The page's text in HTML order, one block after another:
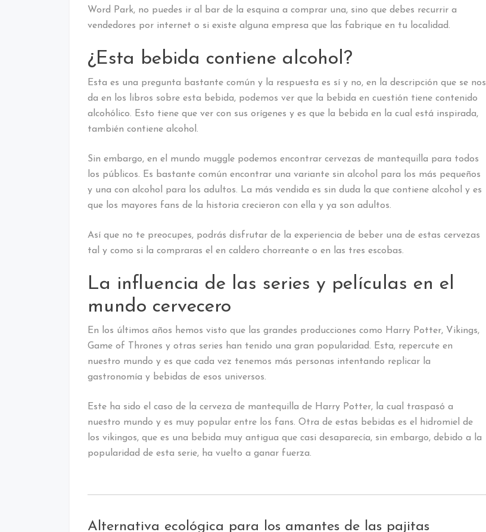
Word Park, no puedes ir al bar de la esquina a comprar una, sino que debes recurrir a
vendedores por internet o si existe alguna empresa que las fabrique en tu localidad.
¿Esta bebida contiene alcohol?
Esta es una pregunta bastante común y la respuesta es sí y no, en la descripción que se nos
da en los libros sobre esta bebida, podemos ver que la bebida en cuestión tiene contenido
alcohólico. Esto tiene que ver con sus orígenes y es que la bebida en la cual está inspirada,
también contiene alcohol.
Sin embargo, en el mundo muggle podemos encontrar cervezas de mantequilla para todos
los públicos. Es bastante común encontrar una variante sin alcohol para los más pequeños
y una con alcohol para los adultos. La más vendida es sin duda la que contiene alcohol y es
que los mayores fans de la historia crecieron con ella y ya son adultos.
Así que no te preocupes, podrás disfrutar de la experiencia de beber una de estas cervezas
tal y como si la compraras el en caldero chorreante o en las tres escobas.
La influencia de las series y películas en el
mundo cervecero
En los últimos años hemos visto que las grandes producciones como Harry Potter, Vikings,
Game of Thrones y otras series han tenido una gran popularidad. Esta, repercute en
nuestro mundo y es que cada vez tenemos más personas intentando replicar la
gastronomía y bebidas de esos universos.
Este ha sido el caso de la cerveza de mantequilla de Harry Potter, la cual traspasó a
nuestro mundo y es muy popular entre los fans. Otra de estas bebidas es el hidromiel de
los vikingos, que es una bebida muy antigua que casi desaparecía, sin embargo, debido a la
popularidad de esta serie, ha vuelto a ganar fuerza.
Alternativa ecológica para los amantes de las pajitas